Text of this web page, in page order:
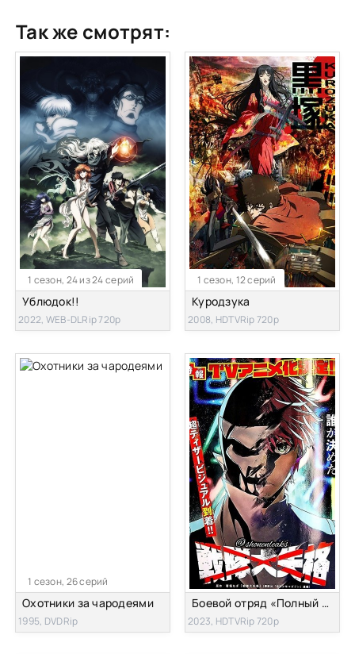
Так же смотрят:
1 сезон, 24 из 24 серий
Ублюдок!!
2022, WEB-DLRip 720p
1 сезон, 12 серий
Куродзука
2008, HDTVRip 720p
1 сезон, 26 серий
Охотники за чародеями
1995, DVDRip
Боевой отряд «Полный провал»
2023, HDTVRip 720p